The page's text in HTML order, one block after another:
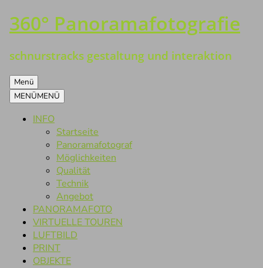
Zum
Inhalt
360° Panoramafotografie
schnurstracks gestaltung und interaktion
Menü
MENÜMENÜ
INFO
Startseite
Panoramafotograf
Möglichkeiten
Qualität
Technik
Angebot
PANORAMAFOTO
VIRTUELLE TOUREN
LUFTBILD
PRINT
OBJEKTE